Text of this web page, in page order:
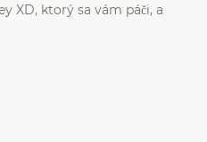
XD, ktorý sa vám páči, a